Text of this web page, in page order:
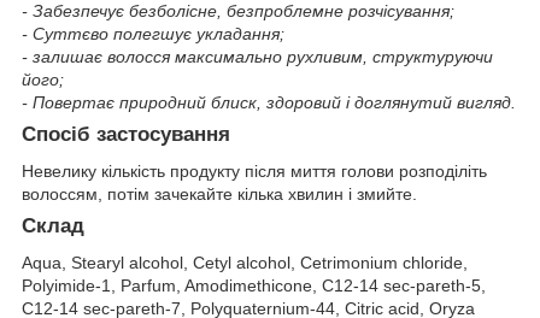
- Забезпечує безболісне, безпроблемне розчісування;
- Суттєво полегшує укладання;
- залишає волосся максимально рухливим, структуруючи
його;
- Повертає природний блиск, здоровий і доглянутий вигляд.
Спосіб застосування
Невелику кількість продукту після миття голови розподіліть
волоссям, потім зачекайте кілька хвилин і змийте.
Склад
Aqua, Stearyl alcohol, Cetyl alcohol, Cetrimonium chloride,
Polyimide-1, Parfum, Amodimethicone, C12-14 sec-pareth-5,
C12-14 sec-pareth-7, Polyquaternium-44, Citric acid, Oryza